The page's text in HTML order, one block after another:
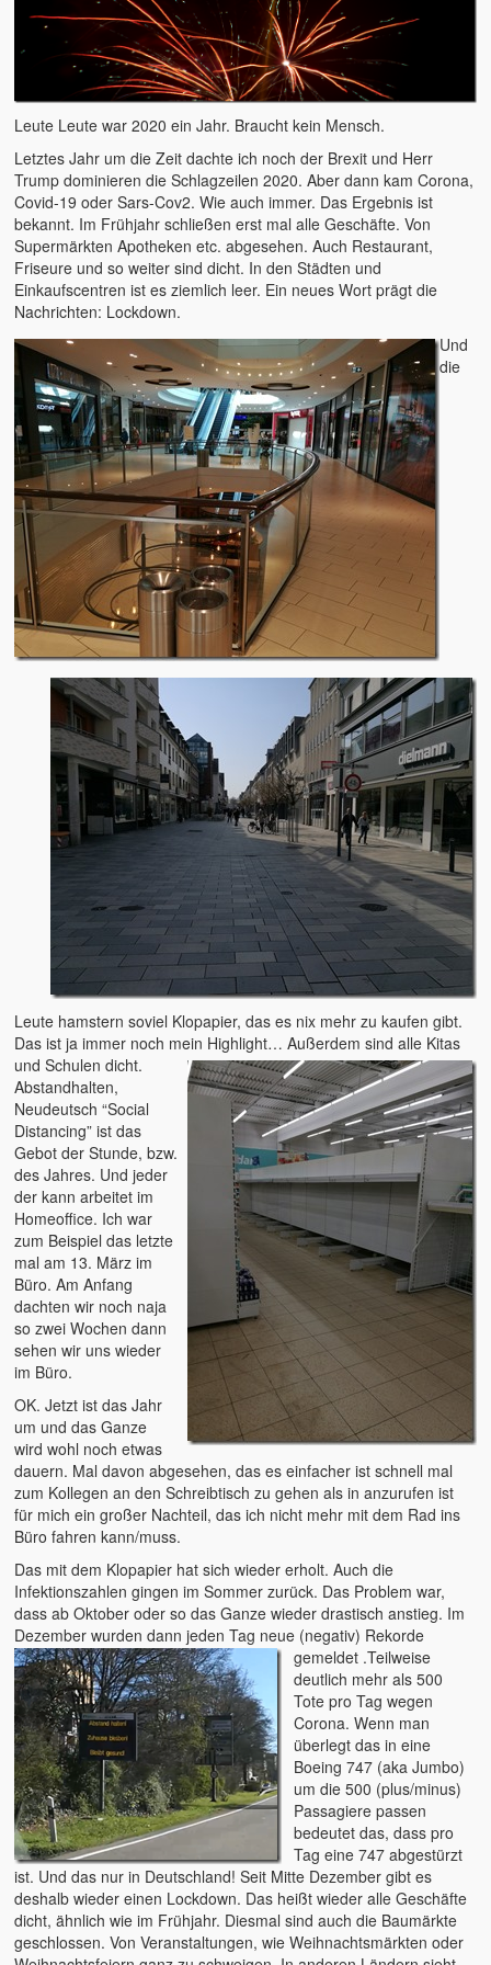
2015 – Deutschland
2014 – Frankreich
2012 – Dänemark
2011 – Australien
2008 – Australien
Der tägliche Wahnisnn
Fahrrad
Womo 2.0
sven-w.de
copyright
contact me
Leute Leute war 2020 ein Jahr. Braucht kein Mensch.
Letztes Jahr um die Zeit dachte ich noch der Brexit und Herr
Trump dominieren die Schlagzeilen 2020. Aber dann kam Corona,
Covid-19 oder Sars-Cov2. Wie auch immer. Das Ergebnis ist
bekannt. Im Frühjahr schließen erst mal alle Geschäfte. Von
Supermärkten Apotheken etc. abgesehen. Auch Restaurant,
Friseure und so weiter sind dicht. In den Städten und
Einkaufscentren ist es ziemlich leer. Ein neues Wort prägt die
Nachrichten: Lockdown.
Und
die
Leute hamstern soviel Klopapier, das es nix mehr zu kaufen gibt.
Das ist ja immer noch mein Highlight…Außerdem sind alle Kitas
und Schulen dicht.
Abstandhalten,
Neudeutsch “Social
Distancing” ist das
Gebot der Stunde, bzw.
des Jahres. Und jeder
der kann arbeitet im
Homeoffice. Ich war
zum Beispiel das letzte
mal am 13. März im
Büro. Am Anfang
dachten wir noch naja
so zwei Wochen dann
sehen wir uns wieder
im Büro.
OK. Jetzt ist das Jahr
um und das Ganze
wird wohl noch etwas
dauern. Mal davon abgesehen, das es einfacher ist schnell mal
zum Kollegen an den Schreibtisch zu gehen als in anzurufen ist
für mich ein großer Nachteil, das ich nicht mehr mit dem Rad ins
Büro fahren kann/muss.
Das mit dem Klopapier hat sich wieder erholt. Auch die
Infektionszahlen gingen im Sommer zurück. Das Problem war,
dass ab Oktober oder so das Ganze wieder drastisch anstieg. Im
Dezember wurden dann jeden Tag neue (negativ) Rekorde
gemeldet .Teilweise
deutlich mehr als 500
Tote pro Tag wegen
Corona. Wenn man
überlegt das in eine
Boeing 747 (aka Jumbo)
um die 500 (plus/minus)
Passagiere passen
bedeutet das, dass pro
Tag eine 747 abgestürzt
ist. Und das nur in Deutschland! Seit Mitte Dezember gibt es
deshalb wieder einen Lockdown. Das heißt wieder alle Geschäfte
dicht, ähnlich wie im Frühjahr. Diesmal sind auch die Baumärkte
geschlossen. Von Veranstaltungen, wie Weihnachtsmärkten oder